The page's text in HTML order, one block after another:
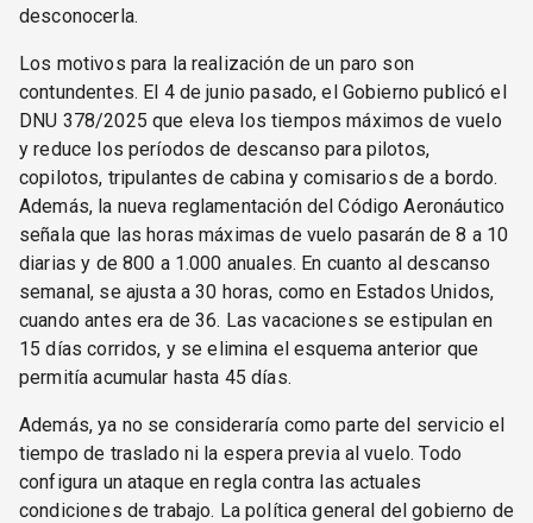
desconocerla.
Los motivos para la realización de un paro son
contundentes. El 4 de junio pasado, el Gobierno publicó el
DNU 378/2025 que eleva los tiempos máximos de vuelo
y reduce los períodos de descanso para pilotos,
copilotos, tripulantes de cabina y comisarios de a bordo.
Además, la nueva reglamentación del Código Aeronáutico
señala que las horas máximas de vuelo pasarán de 8 a 10
diarias y de 800 a 1.000 anuales. En cuanto al descanso
semanal, se ajusta a 30 horas, como en Estados Unidos,
cuando antes era de 36. Las vacaciones se estipulan en
15 días corridos, y se elimina el esquema anterior que
permitía acumular hasta 45 días.
Además, ya no se consideraría como parte del servicio el
tiempo de traslado ni la espera previa al vuelo. Todo
configura un ataque en regla contra las actuales
condiciones de trabajo. La política general del gobierno de